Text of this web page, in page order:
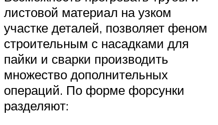
листовой материал на узком
участке деталей, позволяет феном
строительным с насадками для
пайки и сварки производить
множество дополнительных
операций. По форме форсунки
разделяют: